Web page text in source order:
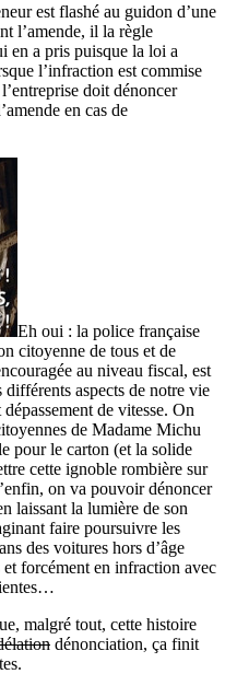
est flashé au guidon d’une
l’amende, il la règle
a pris puisque la loi a
l’infraction est commise
doit dénoncer
en cas de
Eh oui : la police française
citoyenne de tous et de
au niveau fiscal, est
aspects de notre vie
de vitesse. On
de Madame Michu
pour le carton (et la solide
cette ignoble rombière sur
on va pouvoir dénoncer
laissant la lumière de son
faire poursuivre les
des voitures hors d’âge
forcément en infraction avec
malgré tout, cette histoire
dénonciation, ça finit